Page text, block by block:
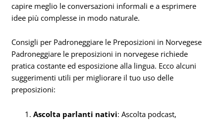
capire meglio le conversazioni informali e a esprimere
idee più complesse in modo naturale.
Consigli per Padroneggiare le Preposizioni in Norvegese
Padroneggiare le preposizioni in norvegese richiede
pratica costante ed esposizione alla lingua. Ecco alcuni
suggerimenti utili per migliorare il tuo uso delle
preposizioni:
Ascolta parlanti nativi: Ascolta podcast,